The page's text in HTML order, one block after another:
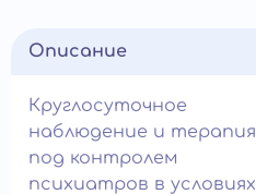
Описание
Круглосуточное
наблюдение и терапия
под контролем
психиатров в условиях